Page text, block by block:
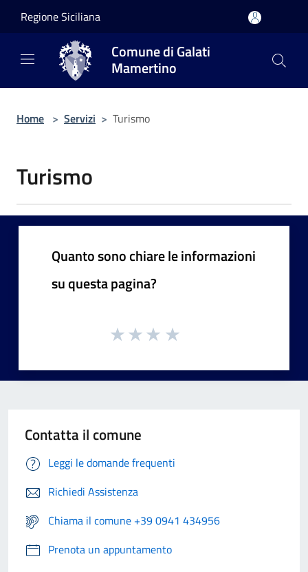
Regione Siciliana
Comune di Galati
Mamertino
Home > Servizi > Turismo
Turismo
Quanto sono chiare le informazioni
su questa pagina?
Contatta il comune
Leggi le domande frequenti
Richiedi Assistenza
Chiama il comune +39 0941 434956
Prenota un appuntamento